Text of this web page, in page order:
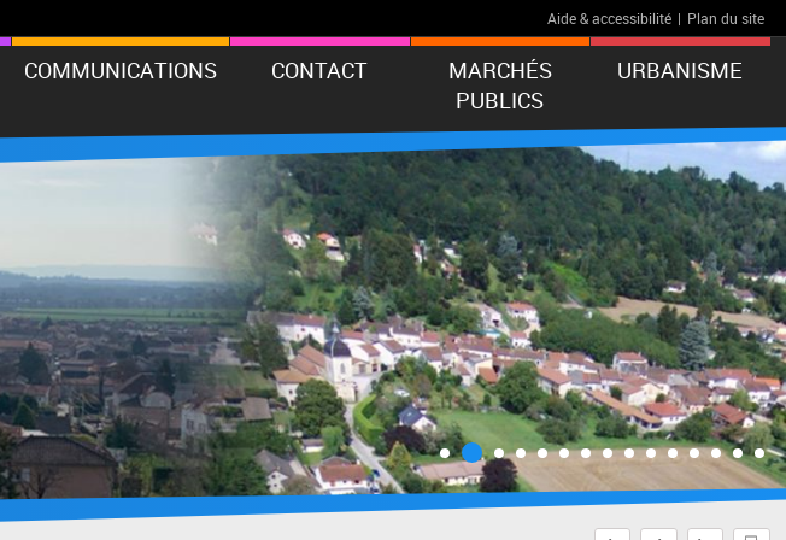
Aide & accessibilité | Plan du site
COMMUNICATIONS CONTACT
MARCHÉS
PUBLICS
URBANISME